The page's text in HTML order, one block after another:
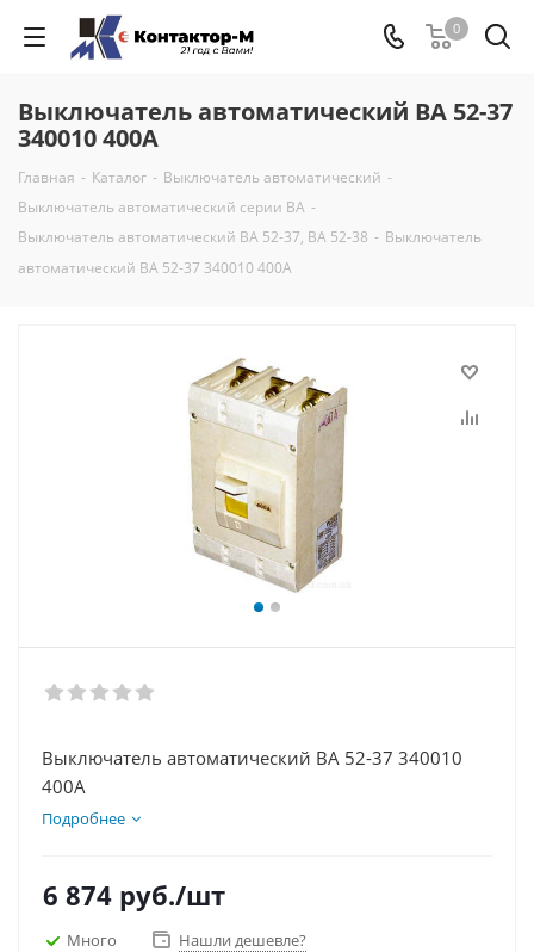
0
Выключатель автоматический ВА 52-37
340010 400А
Главная - Каталог - Выключатель автоматический -
Выключатель автоматический серии ВА -
Выключатель автоматический ВА 52-37, ВА 52-38 - Выключатель
автоматический ВА 52-37 340010 400А
Выключатель автоматический ВА 52-37 340010
400А
Подробнее
6 874 руб./шт
Много Нашли дешевле?